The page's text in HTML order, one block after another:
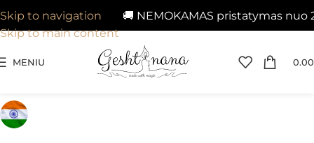
🚚 NEMOKAMAS pristatymas nuo 29€
Skip to navigation
Skip to main content
MENIU 0.00